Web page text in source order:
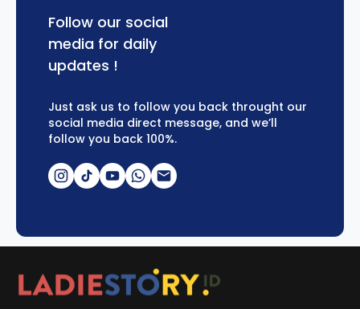
Follow our social
media for daily
updates !
Just ask us to follow you back throught our
social media direct message, and we’ll
follow you back 100%.